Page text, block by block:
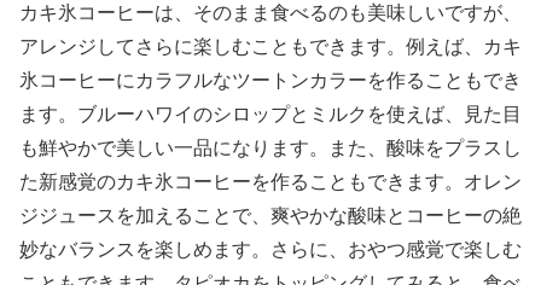
カキ氷コーヒーは、そのまま食べるのも美味しいですが、
アレンジしてさらに楽しむこともできます。例えば、カキ
氷コーヒーにカラフルなツートンカラーを作ることもでき
ます。ブルーハワイのシロップとミルクを使えば、見た目
も鮮やかで美しい一品になります。また、酸味をプラスし
た新感覚のカキ氷コーヒーを作ることもできます。オレン
ジジュースを加えることで、爽やかな酸味とコーヒーの絶
妙なバランスを楽しめます。さらに、おやつ感覚で楽しむ